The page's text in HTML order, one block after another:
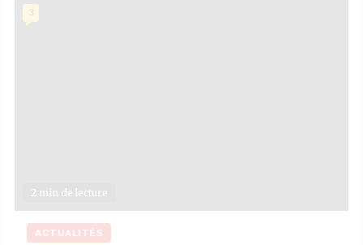
2 min de lecture
3
ACTUALITÉS